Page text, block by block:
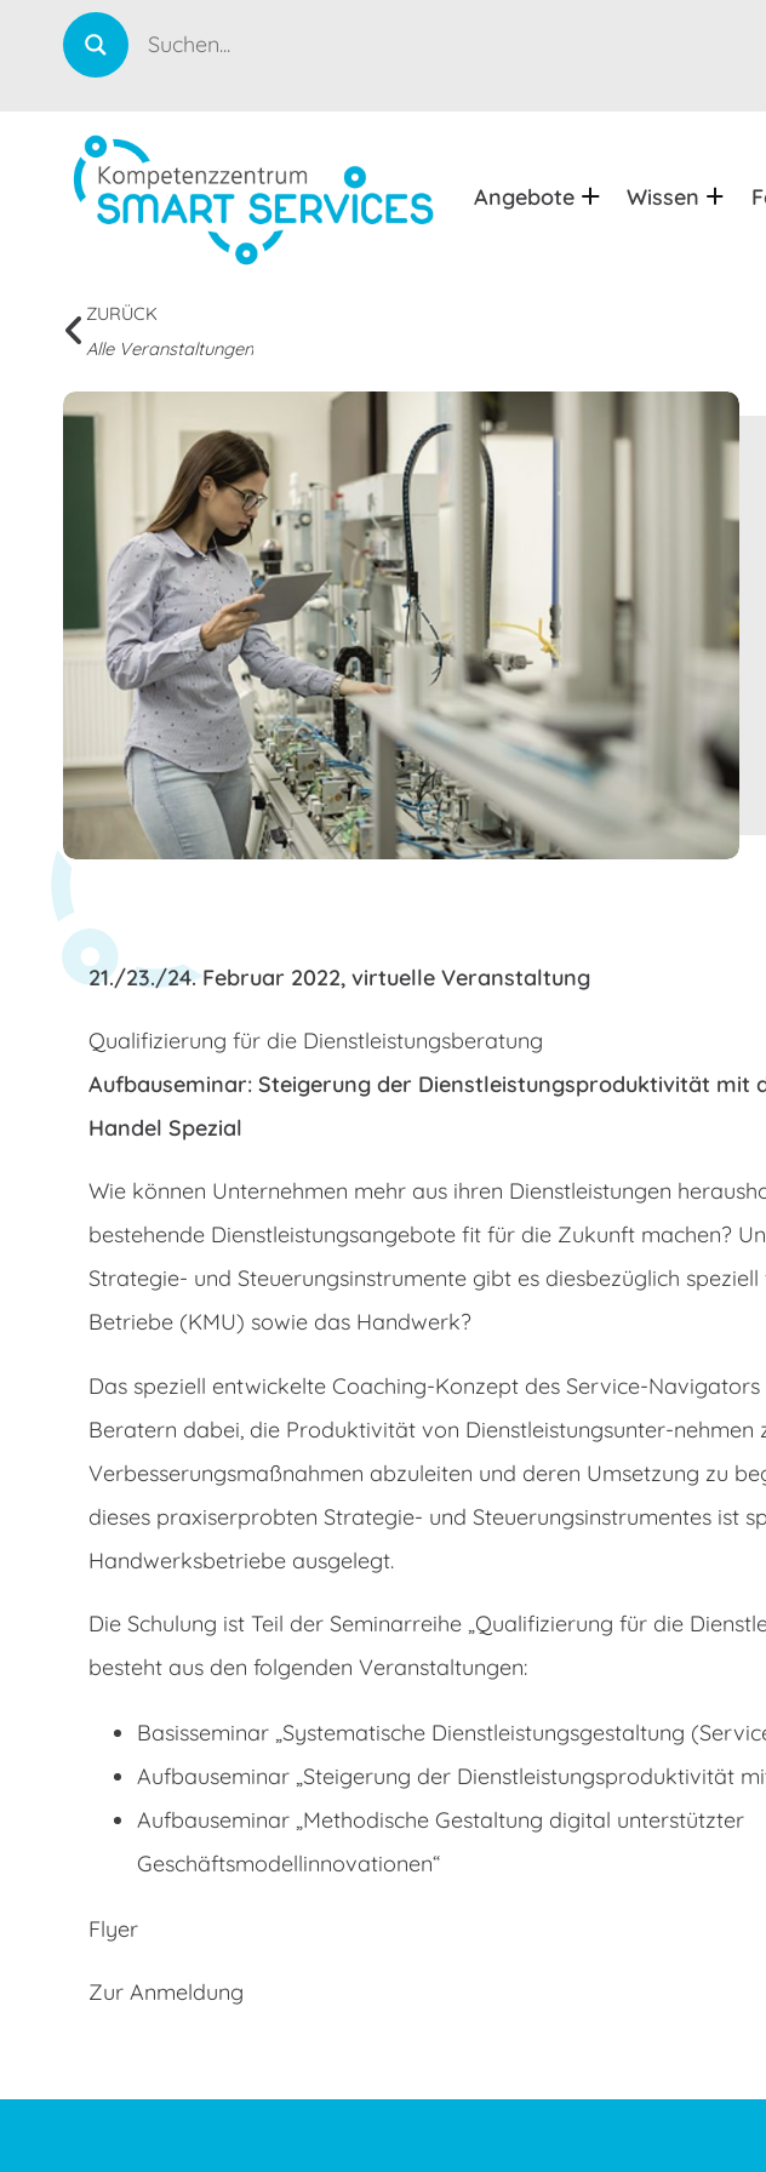
Angebote Wissen
ZURÜCK
Alle Veranstaltungen
21./23./24. Februar 2022, virtuelle Veranstaltung
Qualifizierung für die Dienstleistungsberatung
Aufbauseminar: Steigerung der Dienstleistungsproduktivität mit
Handel Spezial
Wie können Unternehmen mehr aus ihren Dienstleistungen
bestehende Dienstleistungsangebote fit für die Zukunft machen?
Strategie- und Steuerungsinstrumente gibt es diesbezüglich
Betriebe (KMU) sowie das Handwerk?
Das speziell entwickelte Coaching-Konzept des Service-
Beratern dabei, die Produktivität von Dienstleistungsunter-nehmen
Verbesserungsmaßnahmen abzuleiten und deren Umsetzung zu
dieses praxiserprobten Strategie- und Steuerungsinstrumentes ist
Handwerksbetriebe ausgelegt.
Die Schulung ist Teil der Seminarreihe „Qualifizierung für die
besteht aus den folgenden Veranstaltungen:
Basisseminar „Systematische Dienstleistungsgestaltung
Aufbauseminar „Steigerung der Dienstleistungsproduktivität
Aufbauseminar „Methodische Gestaltung digital unterstützter
Geschäftsmodellinnovationen“
Flyer
Zur Anmeldung